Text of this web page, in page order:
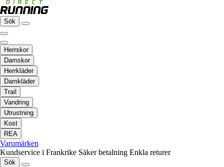
Sök
Herrskor
Damskor
Herrkläder
Damkläder
Trail
Vandring
Utrustning
Kost
REA
Varumärken
Kundservice i Frankrike Säker betalning Enkla returer
Sök